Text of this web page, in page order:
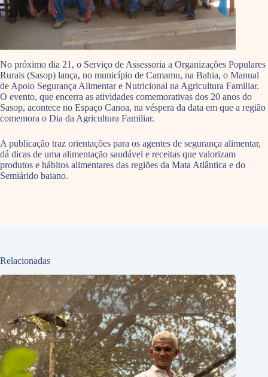
No próximo dia 21, o Serviço de Assessoria a Organizações Populares
Rurais (Sasop) lança, no município de Camamu, na Bahia, o Manual
de Apoio Segurança Alimentar e Nutricional na Agricultura Familiar.
O evento, que encerra as atividades comemorativas dos 20 anos do
Sasop, acontece no Espaço Canoa, na véspera da data em que a região
comemora o Dia da Agricultura Familiar.
A publicação traz orientações para os agentes de segurança alimentar,
dá dicas de uma alimentação saudável e receitas que valorizam
produtos e hábitos alimentares das regiões da Mata Atlântica e do
Semiárido baiano.
Relacionadas